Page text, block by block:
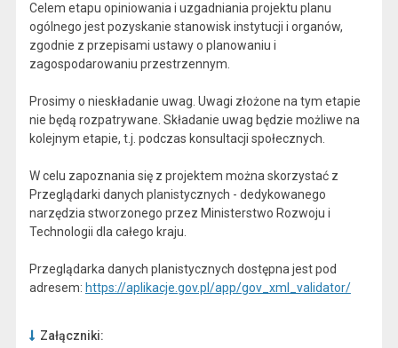
Celem etapu opiniowania i uzgadniania projektu planu
ogólnego jest pozyskanie stanowisk instytucji i organów,
zgodnie z przepisami ustawy o planowaniu i
zagospodarowaniu przestrzennym.
Prosimy o nieskładanie uwag. Uwagi złożone na tym etapie
nie będą rozpatrywane. Składanie uwag będzie możliwe na
kolejnym etapie, t.j. podczas konsultacji społecznych.
W celu zapoznania się z projektem można skorzystać z
Przeglądarki danych planistycznych - dedykowanego
narzędzia stworzonego przez Ministerstwo Rozwoju i
Technologii dla całego kraju.
Przeglądarka danych planistycznych dostępna jest pod
adresem: https://aplikacje.gov.pl/app/gov_xml_validator/
Załączniki: